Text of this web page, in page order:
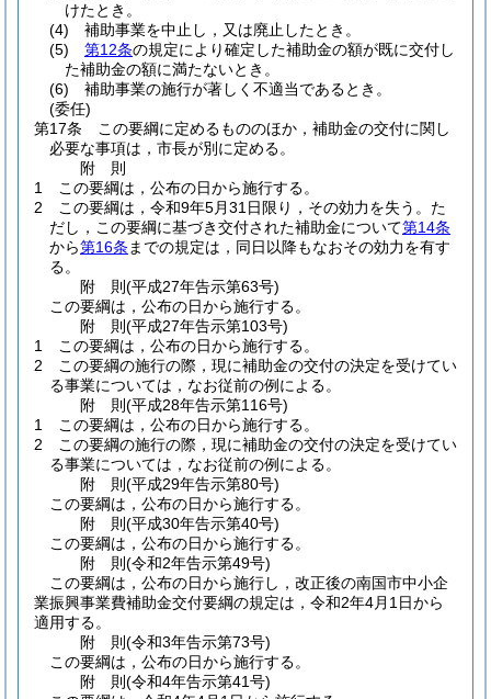
けたとき。
(4)
補助事業を中止し，又は廃止したとき。
(5)
第12条の規定により確定した補助金の額が既に交付し
た補助金の額に満たないとき。
(6)
補助事業の施行が著しく不適当であるとき。
(委任)
第17条
この要綱に定めるもののほか，補助金の交付に関し
必要な事項は，市長が別に定める。
附 則
1
この要綱は，公布の日から施行する。
2
この要綱は，令和9年5月31日限り，その効力を失う。 た
だし，この要綱に基づき交付された補助金について第14条
から第16条 までの規定は，同日以降もなおその効力を有す
る。
附 則(平成27年告示第63号)
この要綱は，公布の日から施行する。
附 則(平成27年告示第103号)
1
この要綱は，公布の日から施行する。
2
この要綱の施行の際，現に補助金の交付の決定を受けてい
る事業については，なお従前の例による。
附 則(平成28年告示第116号)
1
この要綱は，公布の日から施行する。
2
この要綱の施行の際，現に補助金の交付の決定を受けてい
る事業については，なお従前の例による。
附 則(平成29年告示第80号)
この要綱は，公布の日から施行する。
附 則(平成30年告示第40号)
この要綱は，公布の日から施行する。
附 則(令和2年告示第49号)
この要綱は，公布の日から施行し，改正後の南国市中小企
業振興事業費補助金交付要綱の規定は，令和2年4月1日から
適用する。
附 則(令和3年告示第73号)
この要綱は，公布の日から施行する。
附 則(令和4年告示第41号)